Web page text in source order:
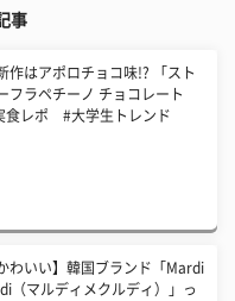
事
作はアポロチョコ味!? 「スト
フラペチーノ チョコレート
食レポ #大学生トレンド
わいい】韓国ブランド「Mardi
（マルディメクルディ）」っ